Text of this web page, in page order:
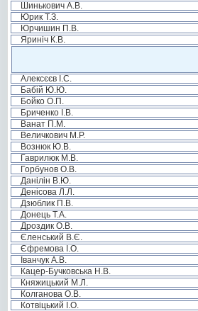
Шинькович А.В.
Юрик Т.З.
Юрчишин П.В.
Яриніч К.В.
Алексєєв І.С.
Бабій Ю.Ю.
Бойко О.П.
Бриченко І.В.
Ванат П.М.
Величкович М.Р.
Вознюк Ю.В.
Гаврилюк М.В.
Горбунов О.В.
Данілін В.Ю.
Денісова Л.Л.
Дзюблик П.В.
Донець Т.А.
Дроздик О.В.
Єленський В.Є.
Єфремова І.О.
Іванчук А.В.
Кацер-Бучковська Н.В.
Княжицький М.Л.
Колганова О.В.
Котвіцький І.О.